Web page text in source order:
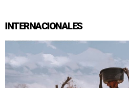
INTERNACIONALES